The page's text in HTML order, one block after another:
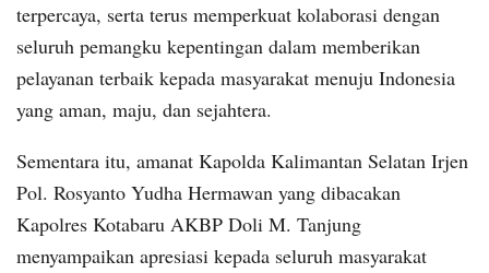
terpercaya, serta terus memperkuat kolaborasi dengan
seluruh pemangku kepentingan dalam memberikan
pelayanan terbaik kepada masyarakat menuju Indonesia
yang aman, maju, dan sejahtera.
Sementara itu, amanat Kapolda Kalimantan Selatan Irjen
Pol. Rosyanto Yudha Hermawan yang dibacakan
Kapolres Kotabaru AKBP Doli M. Tanjung
menyampaikan apresiasi kepada seluruh masyarakat